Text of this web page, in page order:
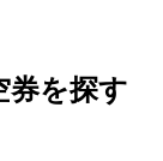
を探す